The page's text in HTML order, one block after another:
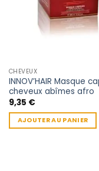
CHEVEUX
INNOV’HAIR Masque
cheveux abîmes afro
9,35 €
AJOUTER AU PANIER